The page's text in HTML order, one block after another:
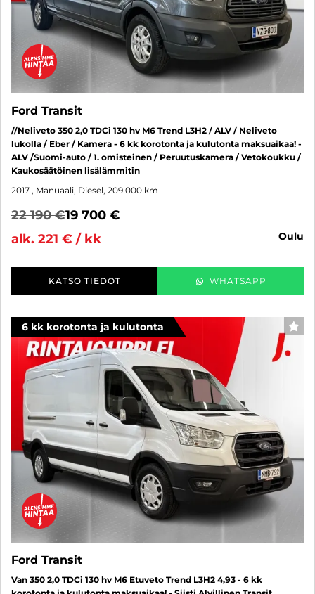
Ford Transit
//Neliveto 350 2,0 TDCi 130 hv M6 Trend L3H2 / ALV / Neliveto
lukolla / Eber / Kamera - 6 kk korotonta ja kulutonta maksuaikaa! -
ALV /Suomi-auto / 1. omisteinen / Peruutuskamera / Vetokoukku /
Kaukosäätöinen lisälämmitin
2017 , Manuaali, Diesel, 209 000 km
22 190 €19 700 €
alk. 221 € / kk
oulu
KATSO TIEDOT WHATSAPP
6 kk korotonta ja kulutonta
Ford Transit
Van 350 2,0 TDCi 130 hv M6 Etuveto Trend L3H2 4,93 - 6 kk